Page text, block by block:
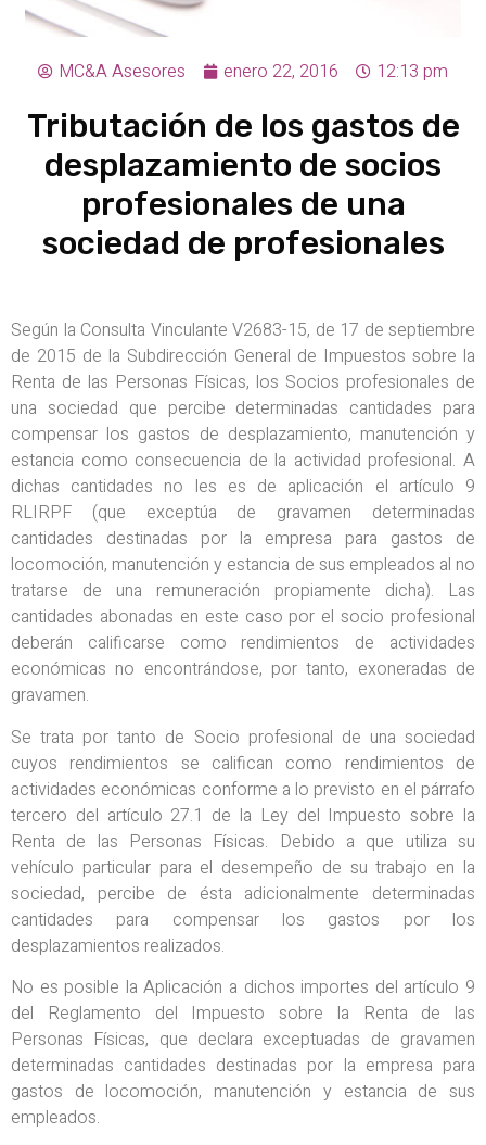
MC&A Asesores enero 22, 2016 12:13 pm
Tributación de los gastos de
desplazamiento de socios
profesionales de una
sociedad de profesionales
Según la Consulta Vinculante V2683-15, de 17 de septiembre
de 2015 de la Subdirección General de Impuestos sobre la
Renta de las Personas Físicas, los Socios profesionales de
una sociedad que percibe determinadas cantidades para
compensar los gastos de desplazamiento, manutención y
estancia como consecuencia de la actividad profesional. A
dichas cantidades no les es de aplicación el artículo 9
RLIRPF (que exceptúa de gravamen determinadas
cantidades destinadas por la empresa para gastos de
locomoción, manutención y estancia de sus empleados al no
tratarse de una remuneración propiamente dicha). Las
cantidades abonadas en este caso por el socio profesional
deberán calificarse como rendimientos de actividades
económicas no encontrándose, por tanto, exoneradas de
gravamen.
Se trata por tanto de Socio profesional de una sociedad
cuyos rendimientos se califican como rendimientos de
actividades económicas conforme a lo previsto en el párrafo
tercero del artículo 27.1 de la Ley del Impuesto sobre la
Renta de las Personas Físicas. Debido a que utiliza su
vehículo particular para el desempeño de su trabajo en la
sociedad, percibe de ésta adicionalmente determinadas
cantidades para compensar los gastos por los
desplazamientos realizados.
No es posible la Aplicación a dichos importes del artículo 9
del Reglamento del Impuesto sobre la Renta de las
Personas Físicas, que declara exceptuadas de gravamen
determinadas cantidades destinadas por la empresa para
gastos de locomoción, manutención y estancia de sus
empleados.